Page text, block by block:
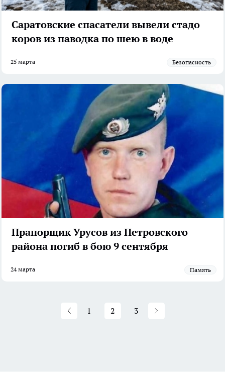
Саратовские спасатели вывели стадо
коров из паводка по шею в воде
25 марта Безопасность
Прапорщик Урусов из Петровского
района погиб в бою 9 сентября
24 марта Память
1 2 3